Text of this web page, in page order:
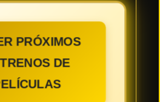
PRÓXIMOS
DE